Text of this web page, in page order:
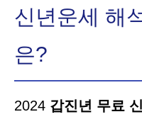
신년운세 해
은?
2024 갑진년 무료